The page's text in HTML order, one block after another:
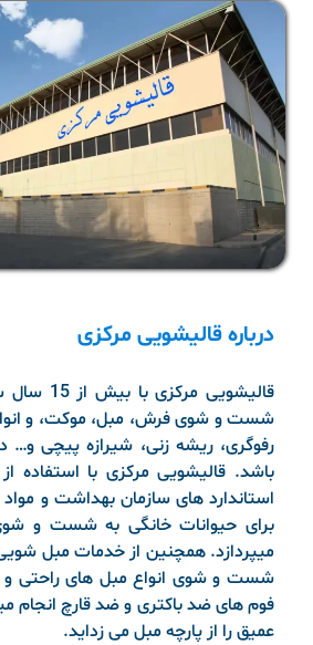
درباره قالیشویی مرکزی
قالیشویی
شست و شوی فرش، مبل، موکت، و
رفوگری، ریشه زنی، شیرازه پیچی
باشد. قالیشویی مرکزی با استفاده
استاندارد های سازمان بهداشت و
برای حیوانات خانگی به شست و
میپردازد. همچنین از خدمات مبل شویی
شست و شوی انواع مبل های راحتی و
فوم های ضد باکتری و ضد قارچ انجام
عمیق را از پارچه مبل می زداید.